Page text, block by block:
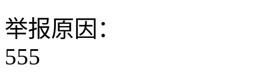
举报原因：
555